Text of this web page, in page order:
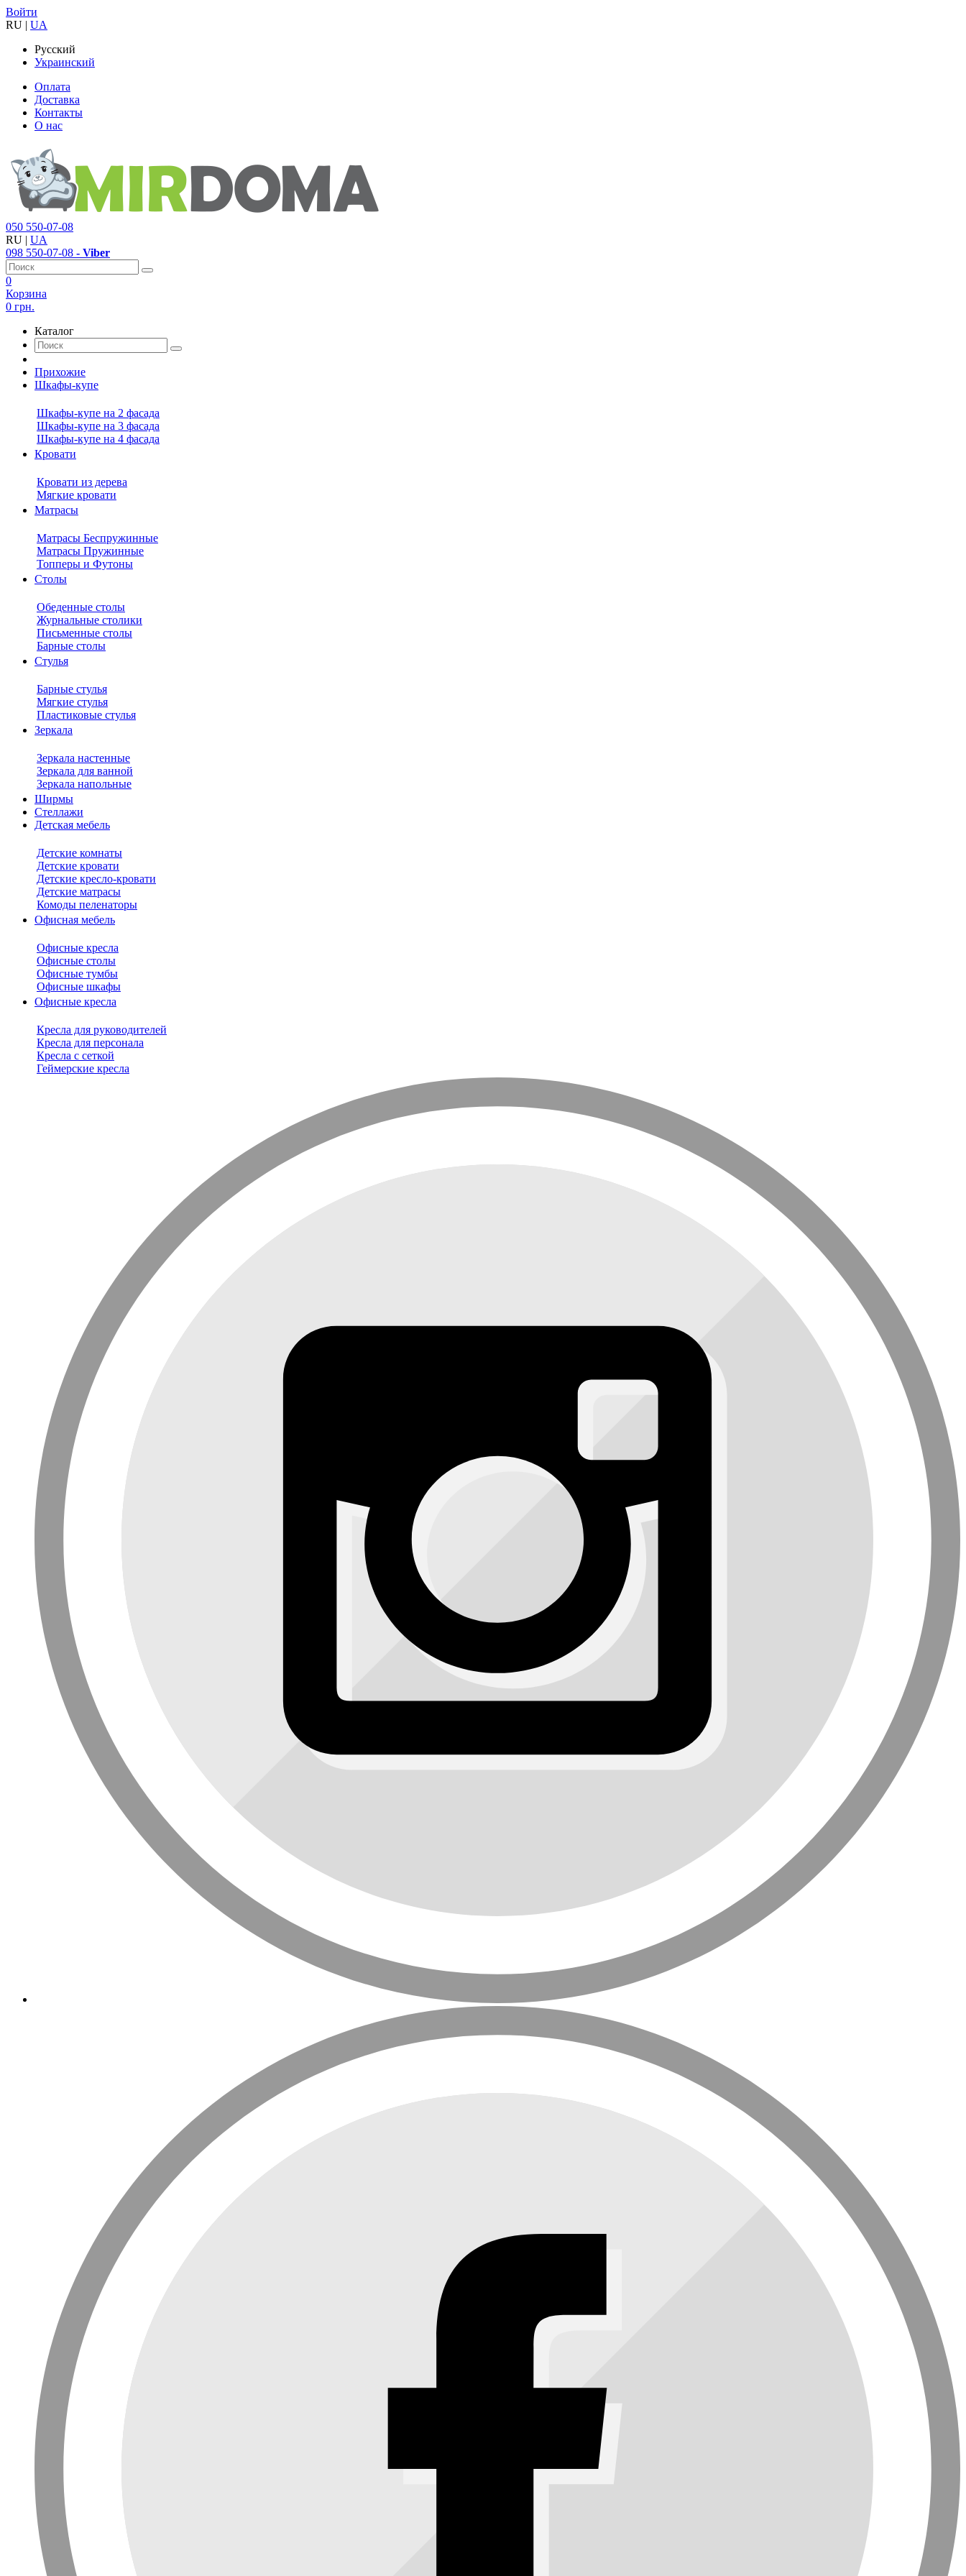
Войти
RU | UA
Русский
Украинский
Оплата
Доставка
Контакты
О нас
050 550-07-08
RU | UA
098 550-07-08 - Viber
0
Корзина
0 грн.
Каталог
Прихожие
Шкафы-купе
Шкафы-купе на 2 фасада
Шкафы-купе на 3 фасада
Шкафы-купе на 4 фасада
Кровати
Кровати из дерева
Мягкие кровати
Матрасы
Матрасы Беспружинные
Матрасы Пружинные
Топперы и Футоны
Столы
Обеденные столы
Журнальные столики
Письменные столы
Барные столы
Стулья
Барные стулья
Мягкие стулья
Пластиковые стулья
Зеркала
Зеркала настенные
Зеркала для ванной
Зеркала напольные
Ширмы
Стеллажи
Детская мебель
Детские комнаты
Детские кровати
Детские кресло-кровати
Детские матрасы
Комоды пеленаторы
Офисная мебель
Офисные кресла
Офисные столы
Офисные тумбы
Офисные шкафы
Офисные кресла
Кресла для руководителей
Кресла для персонала
Кресла с сеткой
Геймерские кресла